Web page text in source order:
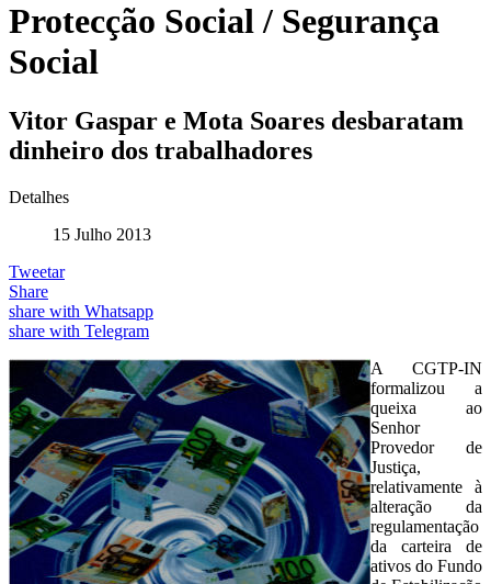
Protecção Social / Segurança
Social
Vitor Gaspar e Mota Soares desbaratam
dinheiro dos trabalhadores
Detalhes
15 Julho 2013
Tweetar
Share
share with Whatsapp
share with Telegram
A CGTP-IN
formalizou a
queixa ao
Senhor
Provedor de
Justiça,
relativamente à
alteração da
regulamentação
da carteira de
ativos do Fundo